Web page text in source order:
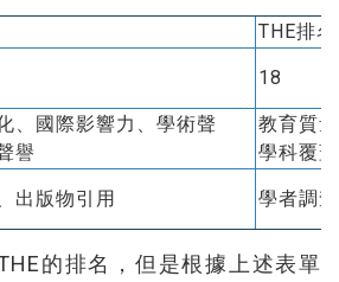
THE排名
18
、國際影響力、學術聲
譽
教育質
學科覆蓋
出版物引用 學者調
的排名，但是根據上述表單